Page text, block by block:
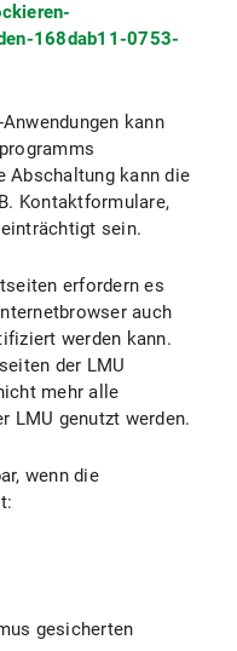
168dab11-0753-
kann
Abschaltung kann die
Kontaktformulare,
sein.
erfordern es
auch
werden kann.
der LMU
mehr alle
LMU genutzt werden.
wenn die
gesicherten